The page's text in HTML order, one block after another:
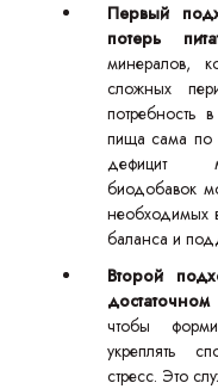
Первый
потерь
минералов,
сложных
потребность
пища сама по
дефицит
биодобавок
необходимых
баланса и
Второй
чтобы
укреплять
стресс. Это